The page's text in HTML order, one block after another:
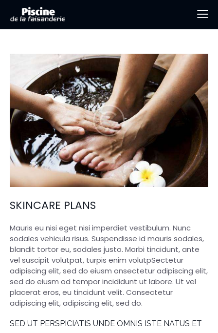
SKINCARE PLANS
Mauris eu nisi eget nisi imperdiet vestibulum. Nunc
sodales vehicula risus. Suspendisse id mauris sodales,
blandit tortor eu, sodales justo. Morbi tincidunt, ante
vel suscipit volutpat, turpis enim volutpSectetur
adipiscing elit, sed do eiusm onsectetur adipiscing elit,
sed do eiusm od tempor incididunt ut labore. Ut vel
placerat eros, eu tincidunt velit. Consectetur
adipiscing elit, adipiscing elit, sed do.
SED UT PERSPICIATIS UNDE OMNIS ISTE NATUS ET